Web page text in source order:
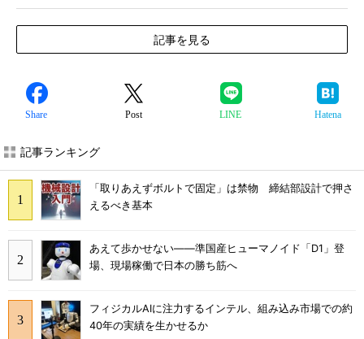
記事を見る
Share Post LINE Hatena
記事ランキング
「取りあえずボルトで固定」は禁物 締結部設計で押さ
えるべき基本
あえて歩かせない――準国産ヒューマノイド「D1」登
場、現場稼働で日本の勝ち筋へ
フィジカルAIに注力するインテル、組み込み市場での約
40年の実績を生かせるか